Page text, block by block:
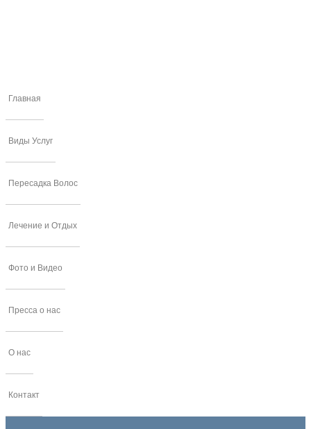
Главная
Виды Услуг
Пересадка Волос
Лечение и Отдых
Фото и Видео
Пресса о нас
О нас
Контакт